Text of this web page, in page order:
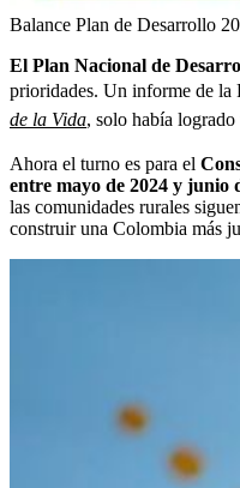
Balance Plan de Desarrollo
El Plan Nacional de
prioridades. Un informe de la
de la Vida, solo había
Ahora el turno es para el
entre mayo de 2024 y junio
las comunidades rurales
construir una Colombia más